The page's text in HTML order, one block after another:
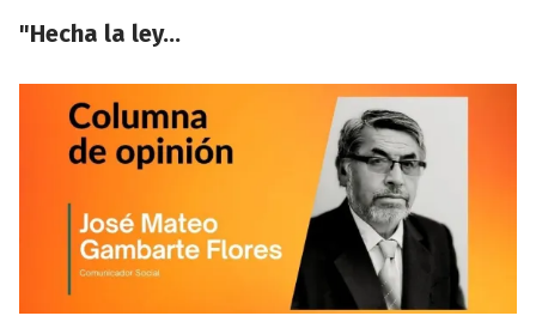
"Hecha la ley…